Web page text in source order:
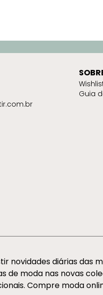
Guia
novidades diárias das
de moda nas novas
Compre moda